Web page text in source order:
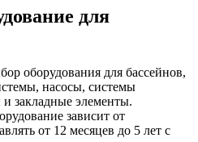
для
оборудования для бассейнов,
насосы, системы
закладные элементы.
зависит от
от 12 месяцев до 5 лет с